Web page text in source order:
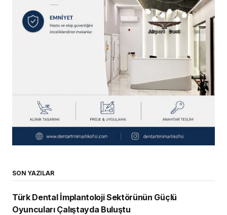
SON YAZILAR
Türk Dental İmplantoloji Sektörünün Güçlü
Oyuncuları Çalıştayda Buluştu